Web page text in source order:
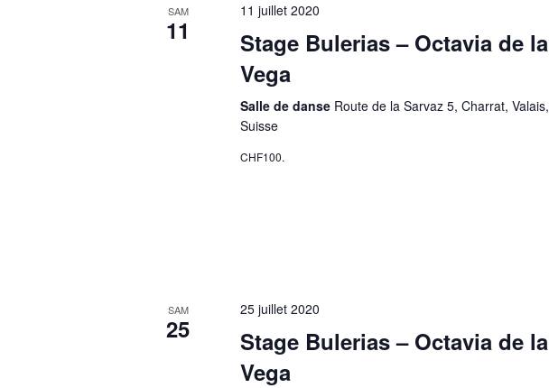
SAM
11
11 juillet 2020
Stage Bulerias – Octavia de la
Vega
Salle de danse Route de la Sarvaz 5, Charrat, Valais,
Suisse
CHF100.
SAM
25
25 juillet 2020
Stage Bulerias – Octavia de la
Vega